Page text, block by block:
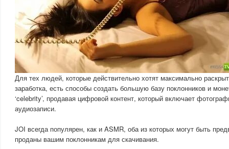
Для тех людей, которые действительно хотят максимально
заработка, есть способы создать большую базу поклонников и
‘celebrity’, продавая цифровой контент, который включает
аудиозаписи.
JOI всегда популярен, как и ASMR, оба из которых могут быть
проданы вашим поклонникам для скачивания.